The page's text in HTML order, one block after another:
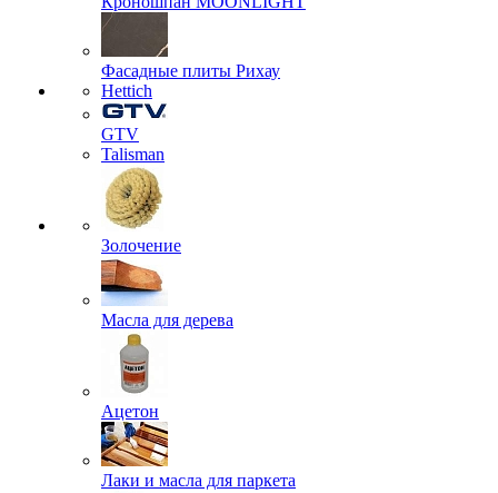
Фасадные плиты Рихау
Hettich
GTV
Talisman
Золочение
Масла для дерева
Ацетон
Лаки и масла для паркета